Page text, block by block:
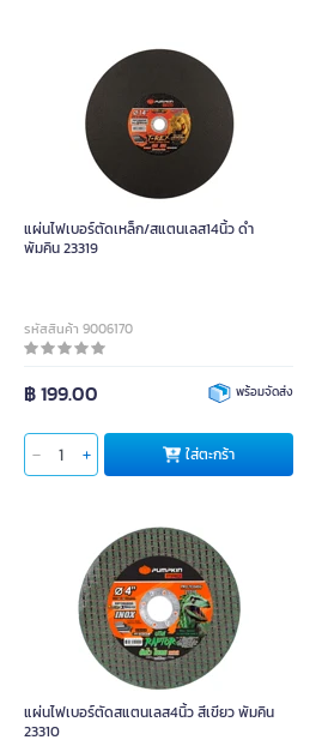
แผ่นไฟเบอร์ตัดเหล็ก/สแตนเลส14นิ้ว ดำ
พัมคิน 23319
รหัสสินค้า 9006170
฿ 199.00 พร้อมจัดส่ง
ใส่ตะกร้า
แผ่นไฟเบอร์ตัดสแตนเลส4นิ้ว สีเขียว พัมคิน
23310